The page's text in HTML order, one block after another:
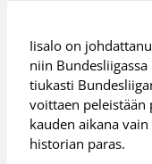
Iisalo on
niin
tiukasti
voittaen
kauden aikana
historian paras.